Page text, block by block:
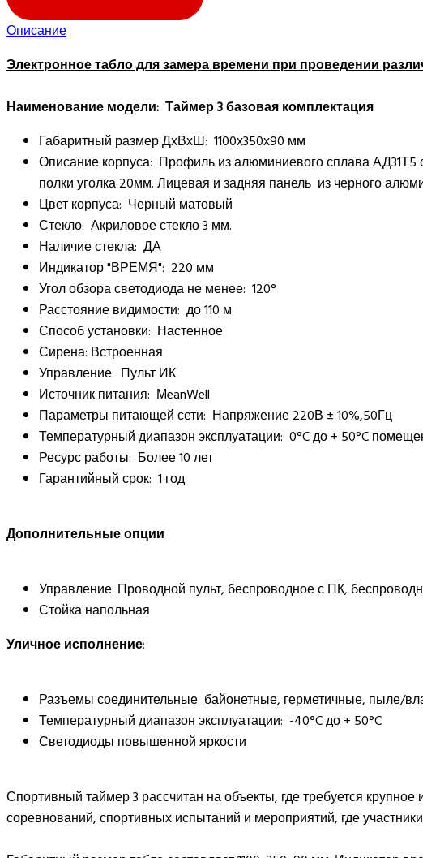
Описание
Электронное табло для замера времени при проведении
Наименование модели: Таймер 3 базовая комплектация
Габаритный размер ДхВхШ: 1100х350х90 мм
Описание корпуса: Профиль из алюминиевого сплава
полки уголка 20мм. Лицевая и задняя панель из черного
Цвет корпуса: Черный матовый
Стекло: Акриловое стекло 3 мм.
Наличие стекла: ДА
Индикатор "ВРЕМЯ": 220 мм
Угол обзора светодиода не менее: 120°
Расстояние видимости: до 110 м
Способ установки: Настенное
Сирена: Встроенная
Управление: Пульт ИК
Источник питания: МeanWell
Параметры питающей сети: Напряжение 220В ± 10%,50Гц
Температурный диапазон эксплуатации: 0°C до + 50°C
Ресурс работы: Более 10 лет
Гарантийный срок: 1 год
Дополнительные опции
Управление: Проводной пульт, беспроводное с ПК,
Стойка напольная
Уличное исполнение:
Разъемы соединительные байонетные, герметичные, пыле/
Температурный диапазон эксплуатации: -40°C до + 50°C
Светодиоды повышенной яркости
Спортивный таймер 3 рассчитан на объекты, где требуется
соревнований, спортивных испытаний и мероприятий, где